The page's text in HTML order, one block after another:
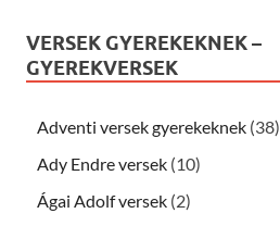
VERSEK GYEREKEKNEK –
GYEREKVERSEK
Adventi versek gyerekeknek (38)
Ady Endre versek (10)
Ágai Adolf versek (2)